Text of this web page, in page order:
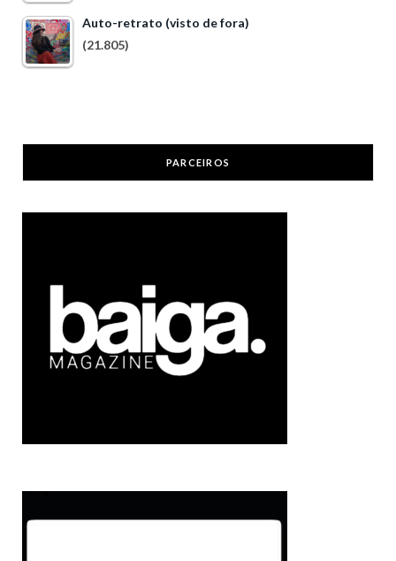
Auto-retrato (visto de fora)
(21.805)
PARCEIROS